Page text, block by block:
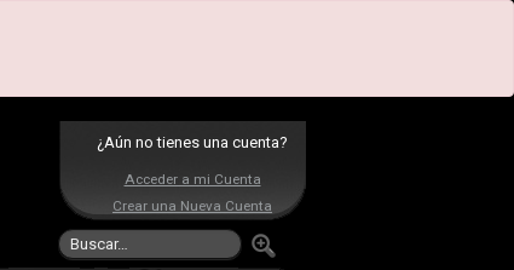
¿Aún no tienes una cuenta?
Acceder a mi Cuenta
Crear una Nueva Cuenta